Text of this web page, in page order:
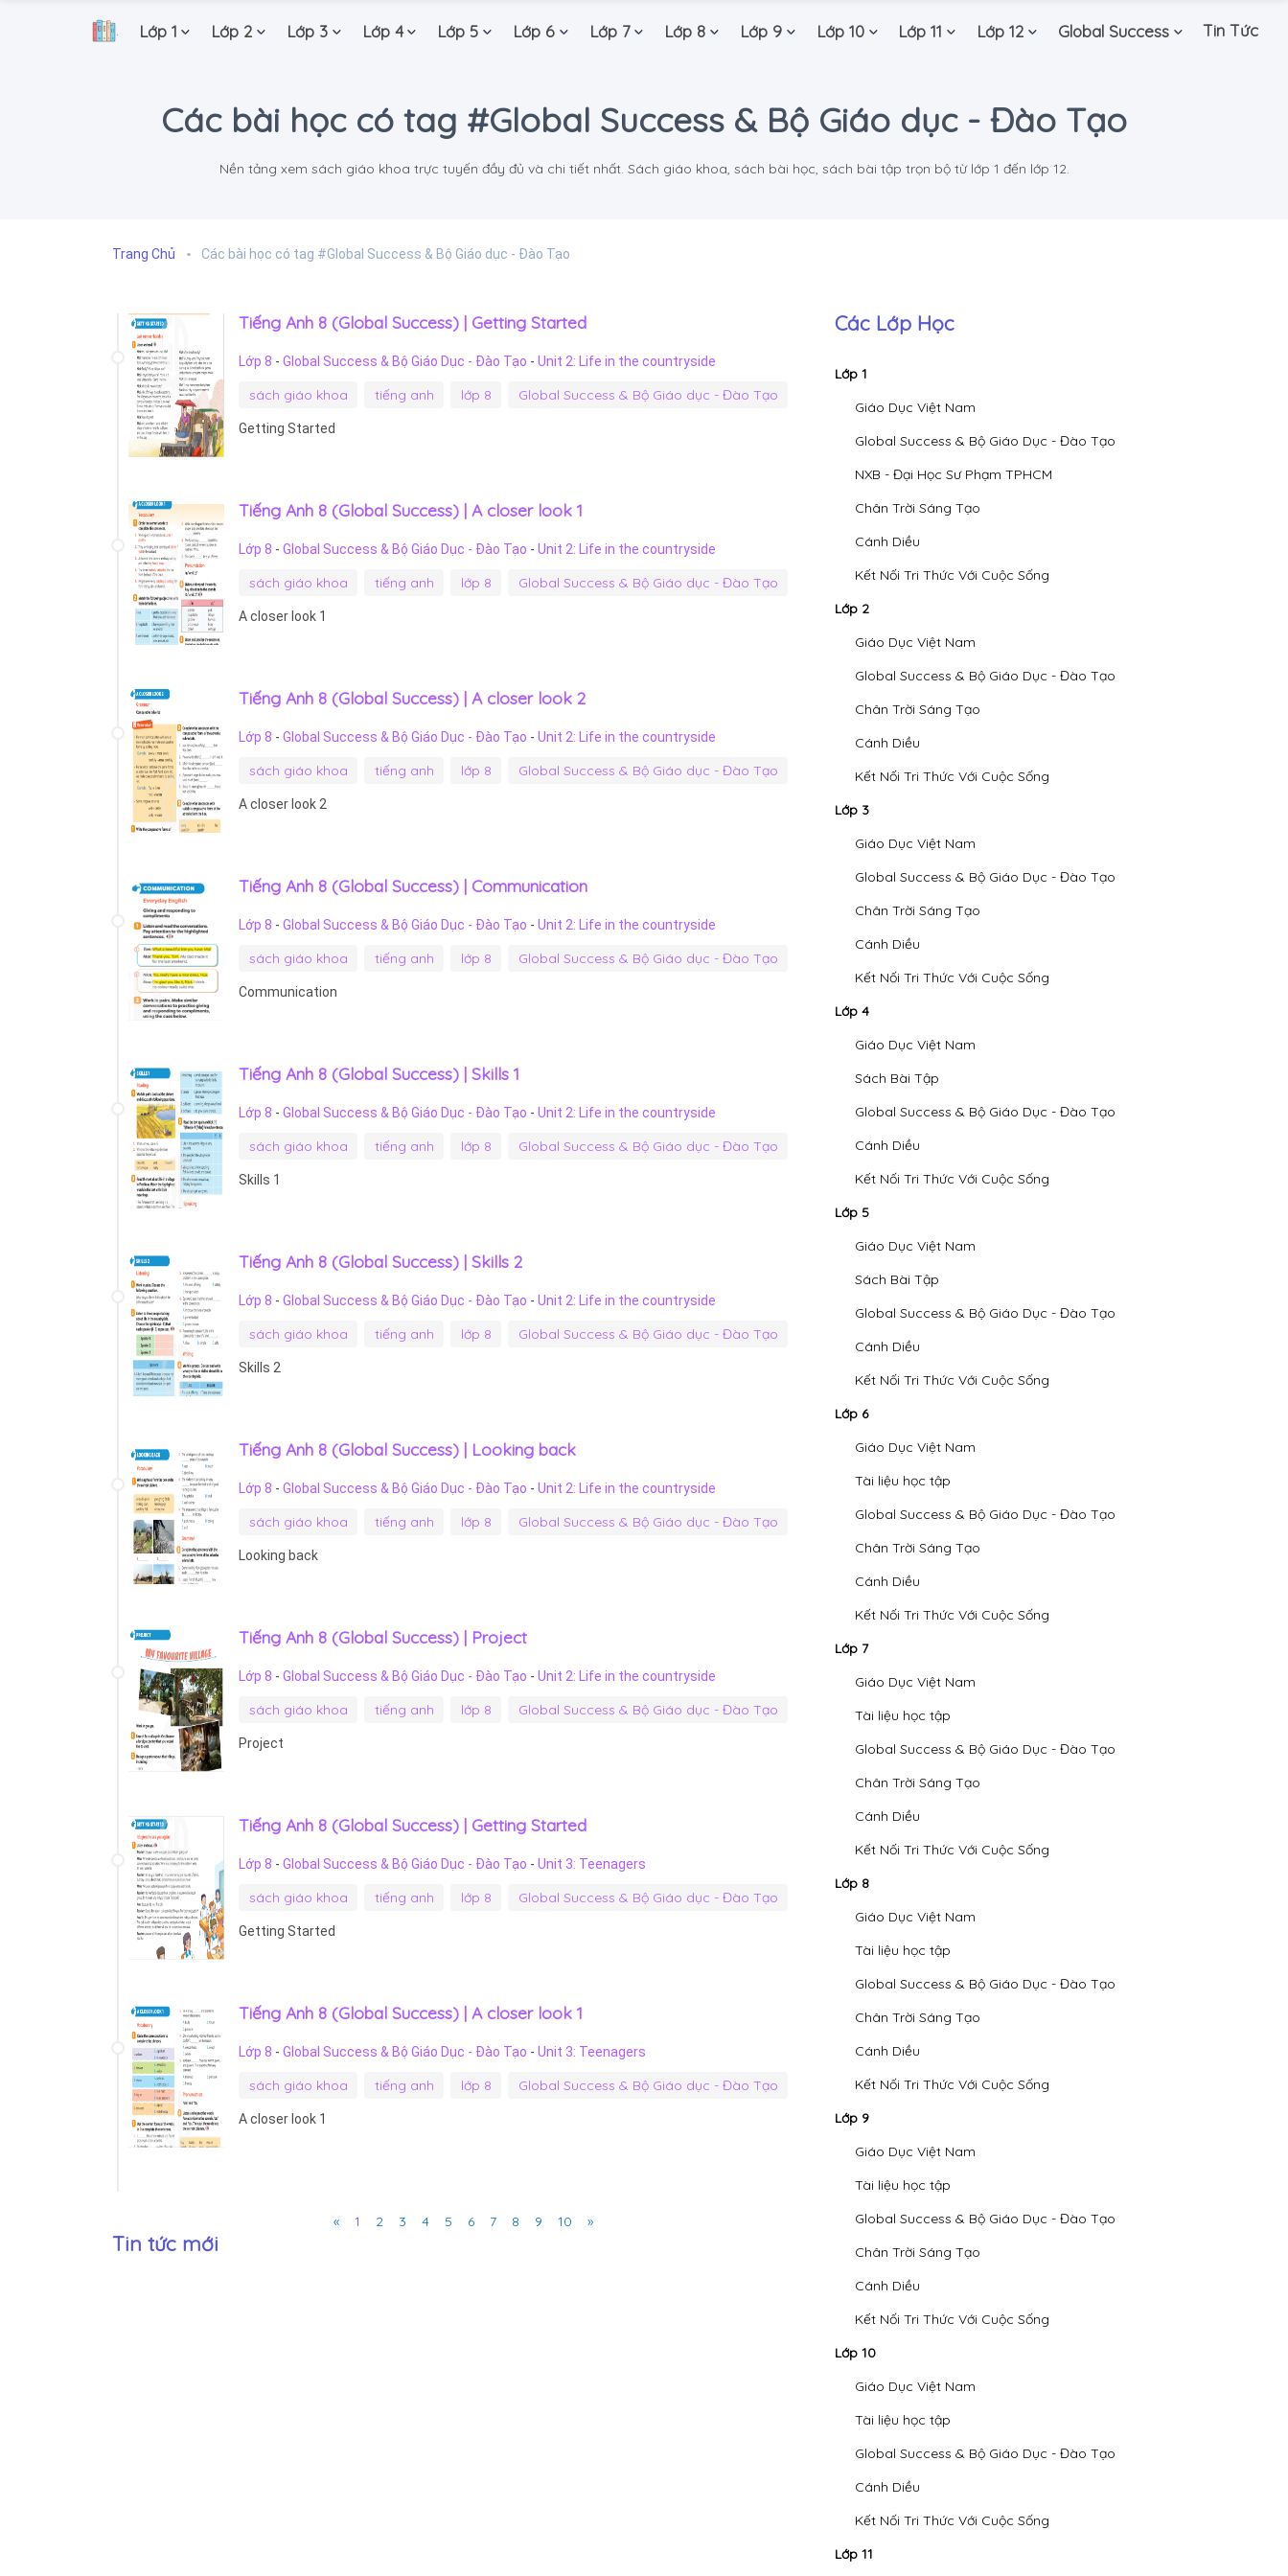
. Lớp 1 Lớp 2 Lớp 3 Lớp 4 Lớp 5 Lớp 6 Lớp 7 Lớp 8 Lớp 9 Lớp 10 Lớp 11 Lớp 12 Global Success Tin Tức
Các bài học có tag #Global Success & Bộ Giáo dục - Đào Tạo
Nền tảng xem sách giáo khoa trực tuyến đầy đủ và chi tiết nhất. Sách giáo khoa, sách bài học, sách bài tập trọn bộ từ lớp 1 đến lớp 12.
Trang Chủ Các bài học có tag #Global Success & Bộ Giáo dục - Đào Tạo
Tiếng Anh 8 (Global Success) | Getting Started
Lớp 8 - Global Success & Bộ Giáo Dục - Đào Tạo - Unit 2: Life in the countryside
sách giáo khoa tiếng anh lớp 8 Global Success & Bộ Giáo dục - Đào Tạo
Getting Started
Tiếng Anh 8 (Global Success) | A closer look 1
Lớp 8 - Global Success & Bộ Giáo Dục - Đào Tạo - Unit 2: Life in the countryside
sách giáo khoa tiếng anh lớp 8 Global Success & Bộ Giáo dục - Đào Tạo
A closer look 1
Tiếng Anh 8 (Global Success) | A closer look 2
Lớp 8 - Global Success & Bộ Giáo Dục - Đào Tạo - Unit 2: Life in the countryside
sách giáo khoa tiếng anh lớp 8 Global Success & Bộ Giáo dục - Đào Tạo
A closer look 2
Tiếng Anh 8 (Global Success) | Communication
Lớp 8 - Global Success & Bộ Giáo Dục - Đào Tạo - Unit 2: Life in the countryside
sách giáo khoa tiếng anh lớp 8 Global Success & Bộ Giáo dục - Đào Tạo
Communication
Tiếng Anh 8 (Global Success) | Skills 1
Lớp 8 - Global Success & Bộ Giáo Dục - Đào Tạo - Unit 2: Life in the countryside
sách giáo khoa tiếng anh lớp 8 Global Success & Bộ Giáo dục - Đào Tạo
Skills 1
Tiếng Anh 8 (Global Success) | Skills 2
Lớp 8 - Global Success & Bộ Giáo Dục - Đào Tạo - Unit 2: Life in the countryside
sách giáo khoa tiếng anh lớp 8 Global Success & Bộ Giáo dục - Đào Tạo
Skills 2
Tiếng Anh 8 (Global Success) | Looking back
Lớp 8 - Global Success & Bộ Giáo Dục - Đào Tạo - Unit 2: Life in the countryside
sách giáo khoa tiếng anh lớp 8 Global Success & Bộ Giáo dục - Đào Tạo
Looking back
Tiếng Anh 8 (Global Success) | Project
Lớp 8 - Global Success & Bộ Giáo Dục - Đào Tạo - Unit 2: Life in the countryside
sách giáo khoa tiếng anh lớp 8 Global Success & Bộ Giáo dục - Đào Tạo
Project
Tiếng Anh 8 (Global Success) | Getting Started
Lớp 8 - Global Success & Bộ Giáo Dục - Đào Tạo - Unit 3: Teenagers
sách giáo khoa tiếng anh lớp 8 Global Success & Bộ Giáo dục - Đào Tạo
Getting Started
Tiếng Anh 8 (Global Success) | A closer look 1
Lớp 8 - Global Success & Bộ Giáo Dục - Đào Tạo - Unit 3: Teenagers
sách giáo khoa tiếng anh lớp 8 Global Success & Bộ Giáo dục - Đào Tạo
A closer look 1
«Previous
1 2 3 4 5 6 7 8 9 10 »Next
Tin tức mới
Các Lớp Học
Lớp 1
Giáo Dục Việt Nam
Global Success & Bộ Giáo Dục - Đào Tạo
NXB - Đại Học Sư Phạm TPHCM
Chân Trời Sáng Tạo
Cánh Diều
Kết Nối Tri Thức Với Cuộc Sống
Lớp 2
Giáo Dục Việt Nam
Global Success & Bộ Giáo Dục - Đào Tạo
Chân Trời Sáng Tạo
Cánh Diều
Kết Nối Tri Thức Với Cuộc Sống
Lớp 3
Giáo Dục Việt Nam
Global Success & Bộ Giáo Dục - Đào Tạo
Chân Trời Sáng Tạo
Cánh Diều
Kết Nối Tri Thức Với Cuộc Sống
Lớp 4
Giáo Dục Việt Nam
Sách Bài Tập
Global Success & Bộ Giáo Dục - Đào Tạo
Cánh Diều
Kết Nối Tri Thức Với Cuộc Sống
Lớp 5
Giáo Dục Việt Nam
Sách Bài Tập
Global Success & Bộ Giáo Dục - Đào Tạo
Cánh Diều
Kết Nối Tri Thức Với Cuộc Sống
Lớp 6
Giáo Dục Việt Nam
Tài liệu học tập
Global Success & Bộ Giáo Dục - Đào Tạo
Chân Trời Sáng Tạo
Cánh Diều
Kết Nối Tri Thức Với Cuộc Sống
Lớp 7
Giáo Dục Việt Nam
Tài liệu học tập
Global Success & Bộ Giáo Dục - Đào Tạo
Chân Trời Sáng Tạo
Cánh Diều
Kết Nối Tri Thức Với Cuộc Sống
Lớp 8
Giáo Dục Việt Nam
Tài liệu học tập
Global Success & Bộ Giáo Dục - Đào Tạo
Chân Trời Sáng Tạo
Cánh Diều
Kết Nối Tri Thức Với Cuộc Sống
Lớp 9
Giáo Dục Việt Nam
Tài liệu học tập
Global Success & Bộ Giáo Dục - Đào Tạo
Chân Trời Sáng Tạo
Cánh Diều
Kết Nối Tri Thức Với Cuộc Sống
Lớp 10
Giáo Dục Việt Nam
Tài liệu học tập
Global Success & Bộ Giáo Dục - Đào Tạo
Cánh Diều
Kết Nối Tri Thức Với Cuộc Sống
Lớp 11